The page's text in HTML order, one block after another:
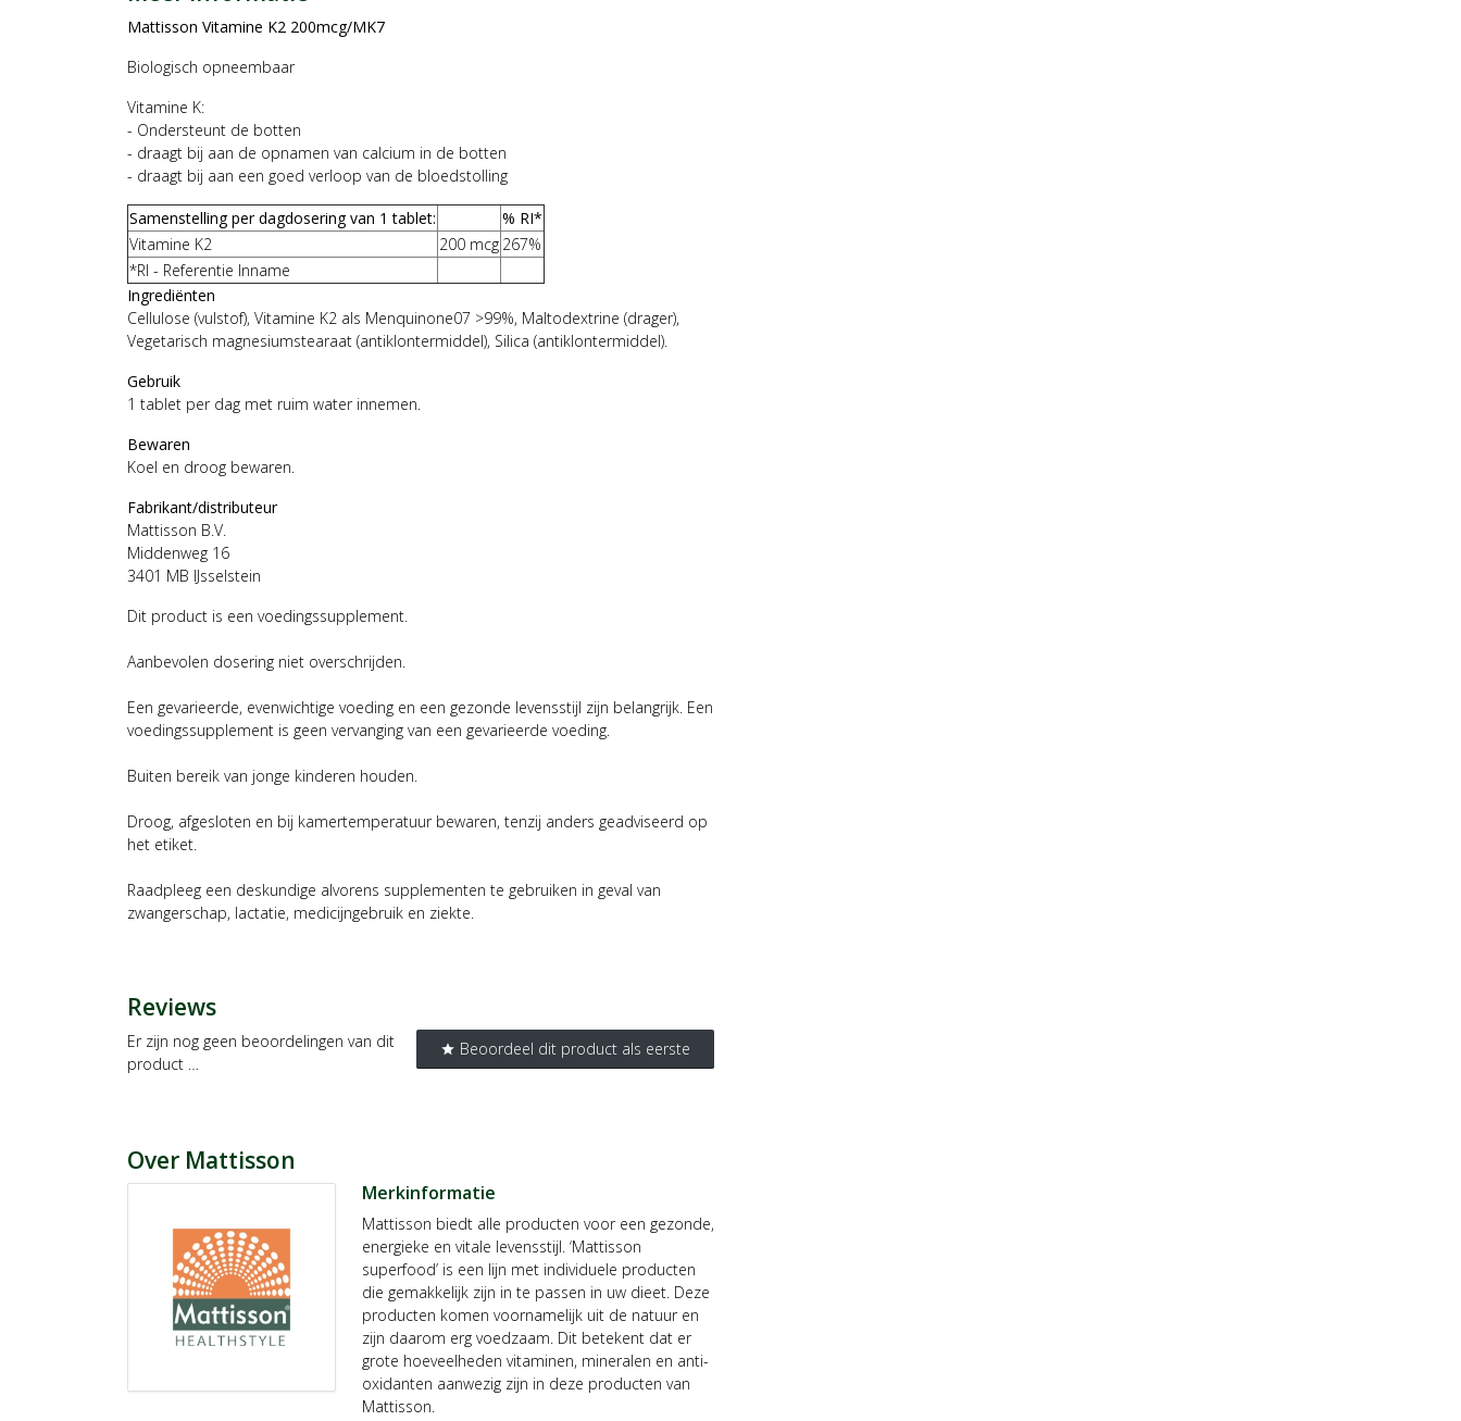
Mattisson Vitamine K2 200mcg/MK7
Biologisch opneembaar
Vitamine K:
- Ondersteunt de botten
- draagt bij aan de opnamen van calcium in de botten
- draagt bij aan een goed verloop van de bloedstolling
Samenstelling per dagdosering van 1 tablet:
% RI*
Vitamine K2
200 mcg 267%
*RI - Referentie Inname
Ingrediënten
Cellulose (vulstof), Vitamine K2 als Menquinone07 >99%, Maltodextrine (drager),
Vegetarisch magnesiumstearaat (antiklontermiddel), Silica (antiklontermiddel).
Gebruik
1 tablet per dag met ruim water innemen.
Bewaren
Koel en droog bewaren.
Fabrikant/distributeur
Mattisson B.V.
Middenweg 16
3401 MB IJsselstein
Dit product is een voedingssupplement.
Aanbevolen dosering niet overschrijden.
Een gevarieerde, evenwichtige voeding en een gezonde levensstijl zijn belangrijk. Een
voedingssupplement is geen vervanging van een gevarieerde voeding.
Buiten bereik van jonge kinderen houden.
Droog, afgesloten en bij kamertemperatuur bewaren, tenzij anders geadviseerd op
het etiket.
Raadpleeg een deskundige alvorens supplementen te gebruiken in geval van
zwangerschap, lactatie, medicijngebruik en ziekte.
Reviews
star Beoordeel dit product als eerste
Er zijn nog geen beoordelingen van dit
product …
Over Mattisson
Merkinformatie
Mattisson biedt alle producten voor een gezonde,
energieke en vitale levensstijl. ‘Mattisson
superfood’ is een lijn met individuele producten
die gemakkelijk zijn in te passen in uw dieet. Deze
producten komen voornamelijk uit de natuur en
zijn daarom erg voedzaam. Dit betekent dat er
grote hoeveelheden vitaminen, mineralen en anti-
oxidanten aanwezig zijn in deze producten van
Mattisson.